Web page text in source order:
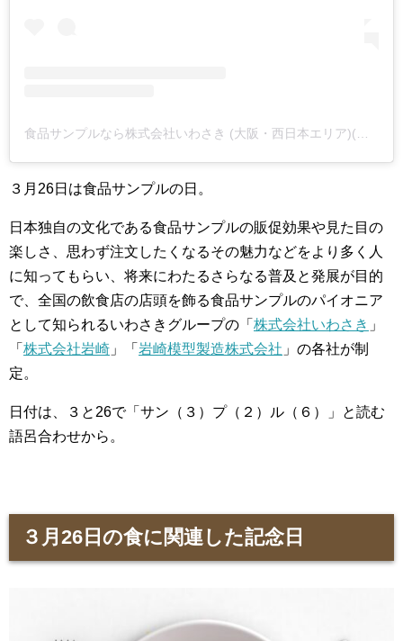
３月26日は食品サンプルの日。
日本独自の文化である食品サンプルの販促効果や見た目の
楽しさ、思わず注文したくなるその魅力などをより多く人
に知ってもらい、将来にわたるさらなる普及と発展が目的
で、全国の飲食店の店頭を飾る食品サンプルのパイオニア
として知られるいわさきグループの「 株式会社いわさき 」
「 株式会社岩崎 」「 岩崎模型製造株式会社 」の各社が制
定。
日付は、３と26で「サン（３）プ（２）ル（６）」と読む
語呂合わせから。
３月26日の食に関連した記念日